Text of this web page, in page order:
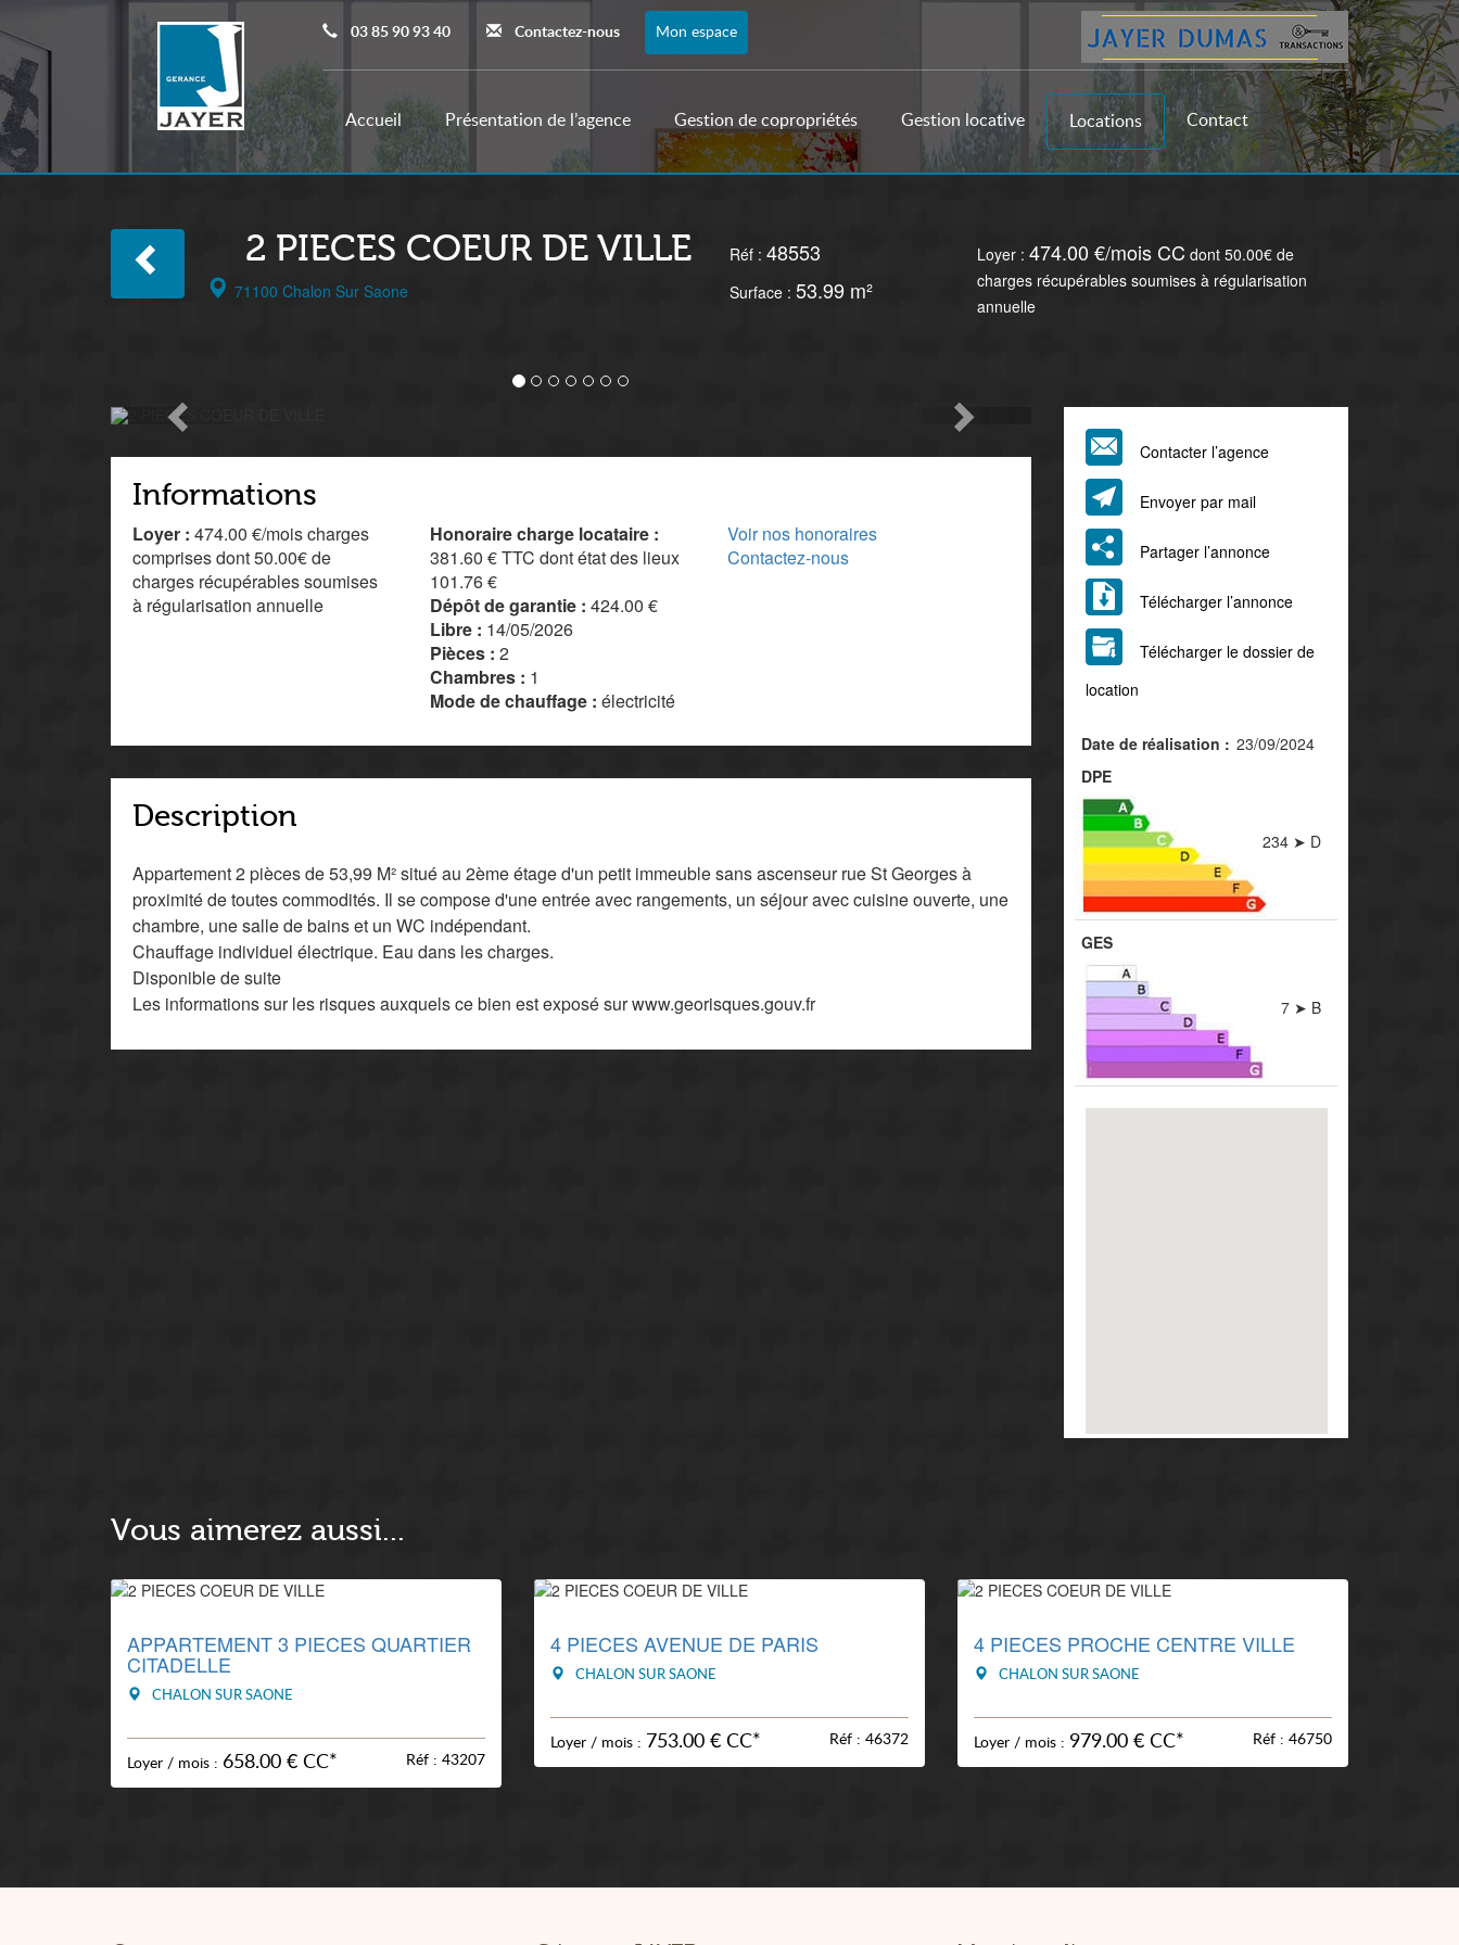
03 85 90 93 40 Contactez-nous Mon espace
Accueil (current)Présentation de l’agence Gestion de copropriétés Gestion locative Locations Contact
2 PIECES COEUR DE VILLE
71100 Chalon Sur Saone
Réf : 48553
Surface : 53.99 m²
Loyer : 474.00 €/mois CC dont 50.00€ de
charges récupérables soumises à régularisation
annuelle
Précédent Suivant
Informations
Loyer : 474.00 €/mois charges
comprises dont 50.00€ de
charges récupérables soumises
à régularisation annuelle
Honoraire charge locataire :
381.60 € TTC dont état des lieux
101.76 €
Dépôt de garantie : 424.00 €
Libre : 14/05/2026
Pièces : 2
Chambres : 1
Mode de chauffage : électricité
Voir nos honoraires
Contactez-nous
Description
Appartement 2 pièces de 53,99 M² situé au 2ème étage d'un petit immeuble sans ascenseur rue St Georges à
proximité de toutes commodités. Il se compose d'une entrée avec rangements, un séjour avec cuisine ouverte, une
chambre, une salle de bains et un WC indépendant.
Chauffage individuel électrique. Eau dans les charges.
Disponible de suite
Les informations sur les risques auxquels ce bien est exposé sur www.georisques.gouv.fr
Contacter l’agence
Envoyer par mail
Partager l’annonce
Télécharger l’annonce
Télécharger le dossier de
location
Date de réalisation : 23/09/2024
DPE
234 ➤ D
GES
7 ➤ B
Vous aimerez aussi...
APPARTEMENT 3 PIECES QUARTIER
CITADELLE
CHALON SUR SAONE
Loyer / mois : 658.00 € CC* Réf : 43207
4 PIECES AVENUE DE PARIS
CHALON SUR SAONE
Loyer / mois : 753.00 € CC* Réf : 46372
4 PIECES PROCHE CENTRE VILLE
CHALON SUR SAONE
Loyer / mois : 979.00 € CC* Réf : 46750